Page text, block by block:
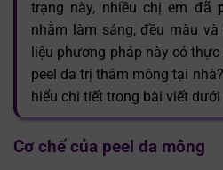
trạng này, nhiều chị em đã
nhằm làm sáng, đều màu
liệu phương pháp này có
peel da trị thâm mông tại
hiểu chi tiết trong bài viết
Cơ chế của peel da mông